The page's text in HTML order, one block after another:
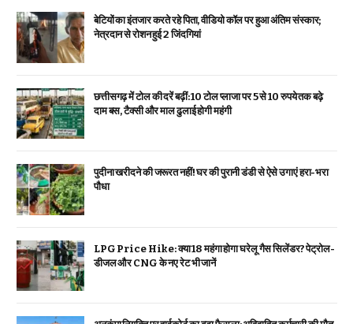
बेटियों का इंतजार करते रहे पिता, वीडियो कॉल पर हुआ अंतिम संस्कार;
नेत्रदान से रोशन हुई 2 जिंदगियां
छत्तीसगढ़ में टोल की दरें बढ़ीं: 10 टोल प्लाजा पर 5 से 10 रुपये तक बढ़े
दाम बस, टैक्सी और माल ढुलाई होगी महंगी
पुदीना खरीदने की जरूरत नहीं! घर की पुरानी डंडी से ऐसे उगाएं हरा-भरा
पौधा
LPG Price Hike: क्या ₹18 महंगा होगा घरेलू गैस सिलेंडर? पेट्रोल-
डीजल और CNG के नए रेट भी जानें